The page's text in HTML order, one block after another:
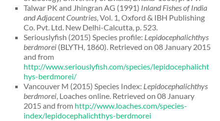
Talwar PK and Jhingran AG (1991) Inland Fishes of India
and Adjacent Countries, Vol. 1,Oxford & IBH Publishing
Co. Pvt. Ltd. New Delhi-Calcutta, p. 523.
Seriouslyfish (2015) Species profile: Lepidocephalichthys
berdmorei (BLYTH, 1860). Retrieved on 08 January 2015
and from
http://www.seriouslyfish.com/species/lepidocephalicht
hys-berdmorei/
Vancouver M (2015) Species Index: Lepidocephalichthys
berdmorei, Loaches online. Retrieved on 08 January
2015 and from http://www.loaches.com/species-
index/lepidocephalichthys-berdmorei